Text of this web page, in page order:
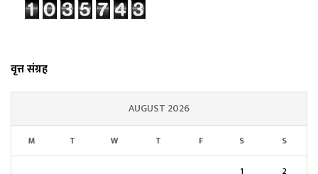
वृत्त संग्रह
AUGUST 2026
M T W T F S S